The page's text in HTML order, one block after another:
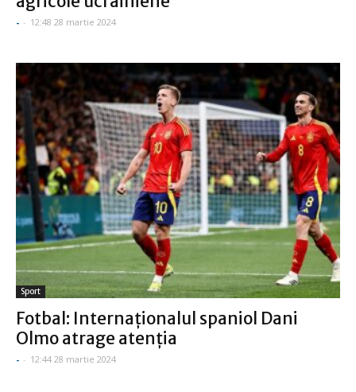
- - 12:48 28 martie 2024
Sport
Fotbal: Internaţionalul spaniol Dani
Olmo atrage atenţia
- - 12:44 28 martie 2024